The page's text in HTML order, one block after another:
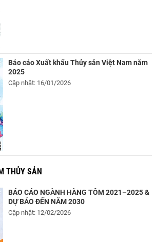
Báo cáo Xuất khẩu Thủy sản Việt Nam năm
2025
Cập nhật: 16/01/2026
THỦY SẢN
BÁO CÁO NGÀNH HÀNG TÔM 2021–2025 &
DỰ BÁO ĐẾN NĂM 2030
Cập nhật: 12/02/2026